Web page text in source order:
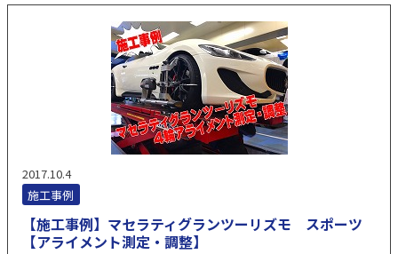
2017.10.4
施工事例
【施工事例】マセラティグランツーリズモ スポーツ
【アライメント測定・調整】